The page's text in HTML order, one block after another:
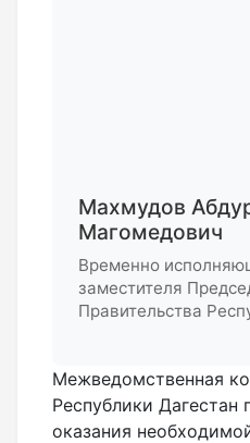
Махмудов
Магомедович
Временно
заместителя
Правительства
Межведомственная
Республики Дагестан
оказания